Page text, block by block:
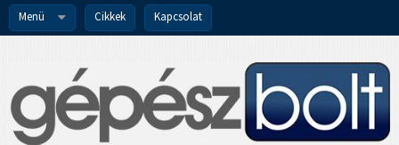
Menü Cikkek Kapcsolat